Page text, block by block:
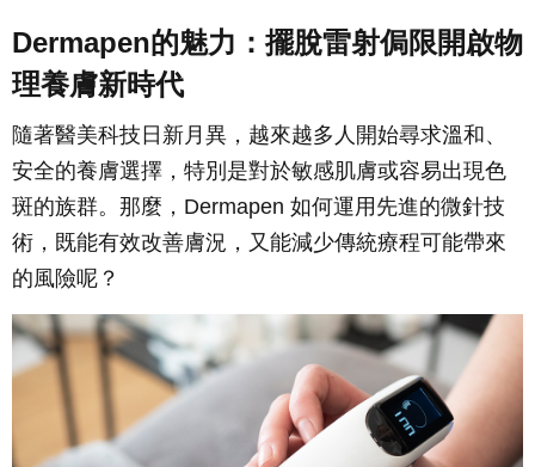
Dermapen的魅力：擺脫雷射侷限開啟物
理養膚新時代
隨著醫美科技日新月異，越來越多人開始尋求溫和、
安全的養膚選擇，特別是對於敏感肌膚或容易出現色
斑的族群。那麼，Dermapen 如何運用先進的微針技
術，既能有效改善膚況，又能減少傳統療程可能帶來
的風險呢？